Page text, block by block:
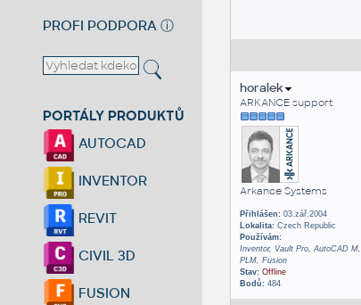
PROFI PODPORA ⓘ
PORTÁLY PRODUKTŮ
AUTOCAD
INVENTOR
REVIT
CIVIL 3D
FUSION
horalek
ARKANCE support
Arkance Systems
Přihlášen:03.zář.2004
Lokalita:Czech Republic
Používám:
Inventor, Vault Pro, AutoCAD M,
PLM, Fusion
Stav: Offline
Bodů:484